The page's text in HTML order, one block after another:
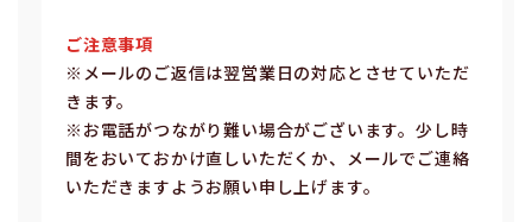
ご注意事項
※メールのご返信は翌営業⽇の対応とさせていただ
きます。
※お電話がつながり難い場合がございます。少し時
間をおいておかけ直しいただくか、メールでご連絡
いただきますようお願い申し上げます。